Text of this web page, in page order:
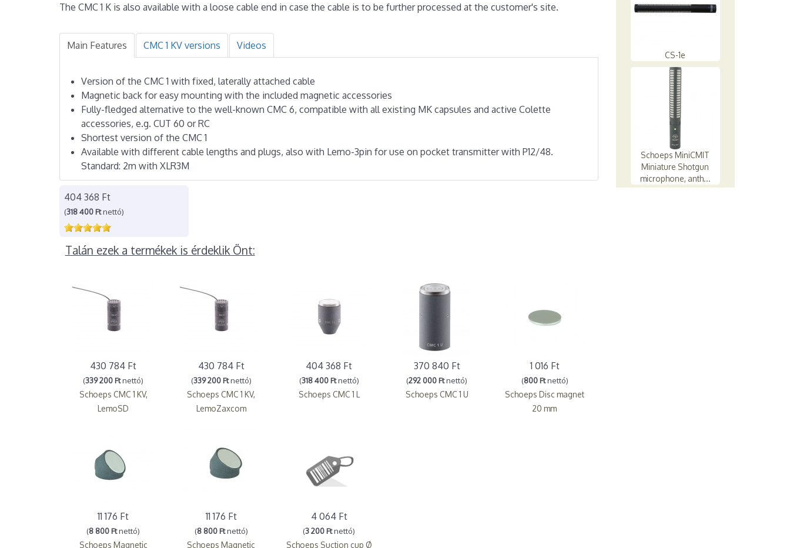
The CMC 1 K is also available with a loose cable end in case the cable is to be further processed at the customer's site.
Main Features CMC 1 KV versions Videos
Version of the CMC 1 with fixed, laterally attached cable
Magnetic back for easy mounting with the included magnetic accessories
Fully-fledged alternative to the well-known CMC 6, compatible with all existing MK capsules and active Colette
accessories, e.g. CUT 60 or RC
Shortest version of the CMC 1
Available with different cable lengths and plugs, also with Lemo-3pin for use on pocket transmitter with P12/48.
Standard: 2m with XLR3M
404 368 Ft
(318 400 Ftnettó)
Talán ezek a termékek is érdeklik Önt:
430 784 Ft
(339 200 Ftnettó)
Schoeps CMC 1 KV,
LemoSD
430 784 Ft
(339 200 Ftnettó)
Schoeps CMC 1 KV,
LemoZaxcom
404 368 Ft
(318 400 Ftnettó)
Schoeps CMC 1 L
370 840 Ft
(292 000 Ftnettó)
Schoeps CMC 1 U
1 016 Ft
(800 Ftnettó)
Schoeps Disc magnet
20 mm
11 176 Ft
(8 800 Ftnettó)
Schoeps Magnetic
11 176 Ft
(8 800 Ftnettó)
Schoeps Magnetic
4 064 Ft
(3 200 Ftnettó)
Schoeps Suction cup Ø
CS-1e
Schoeps MiniCMIT
Miniature Shotgun
microphone, anth...